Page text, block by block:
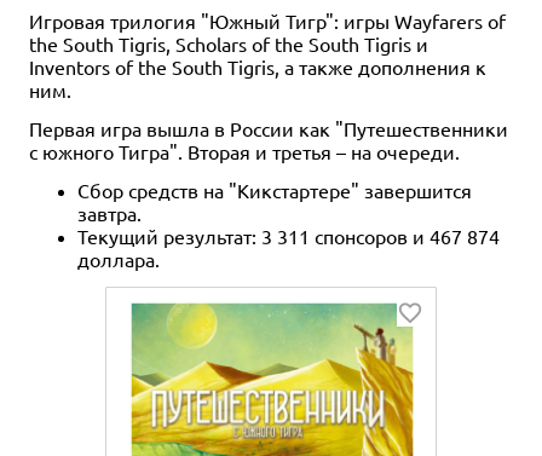
Игровая трилогия "Южный Тигр": игры Wayfarers of
the South Tigris, Scholars of the South Tigris и
Inventors of the South Tigris, а также дополнения к
ним.
Первая игра вышла в России как "Путешественники
с южного Тигра". Вторая и третья – на очереди.
Сбор средств на "Кикстартере" завершится
завтра.
Текущий результат: 3 311 спонсоров и 467 874
доллара.